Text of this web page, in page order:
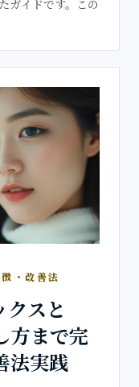
ガイドです。この
・改善法
クスと
方まで完
法実践